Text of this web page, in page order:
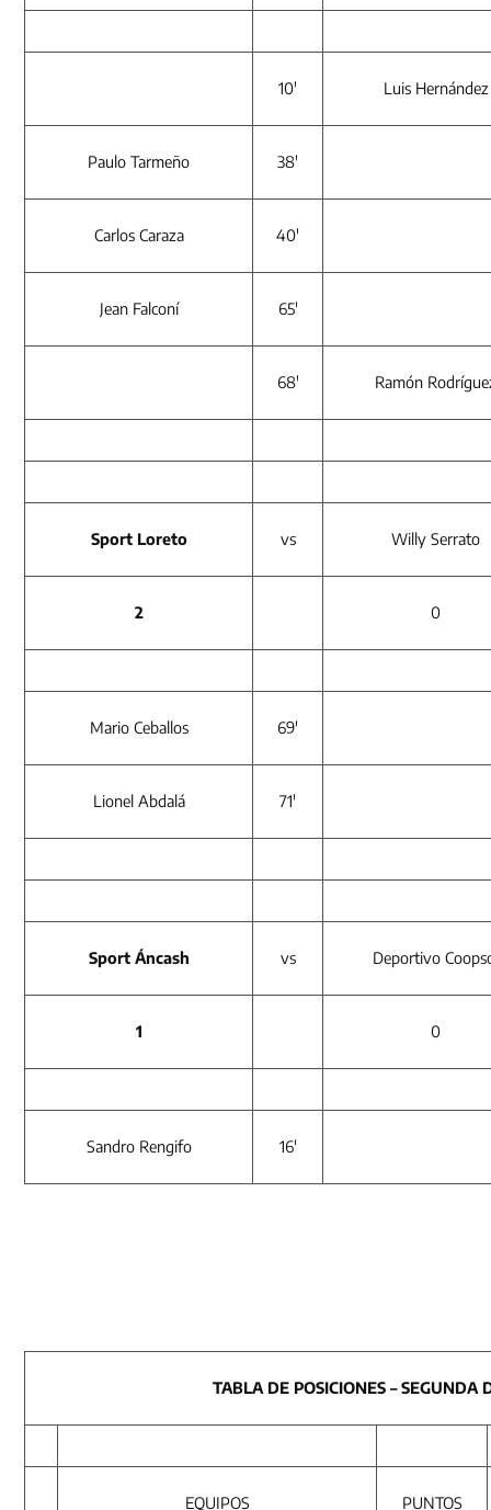
10′ Luis Hernández
Paulo Tarmeño 38′
Carlos Caraza 40′
Jean Falconí 65′
68′ Ramón
Sport Loreto vs Willy Serrato
2 0
Mario Ceballos 69′
Lionel Abdalá 71′
Sport Áncash vs Deportivo
1 0
Sandro Rengifo 16′
TABLA DE POSICIONES – SEGUNDA
EQUIPOS PUNTOS